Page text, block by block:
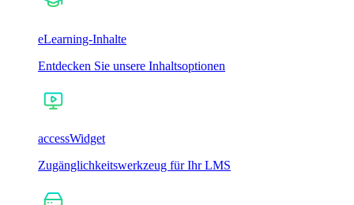
eLearning-Inhalte
Entdecken Sie unsere Inhaltsoptionen
accessWidget
Zugänglichkeitswerkzeug für Ihr LMS